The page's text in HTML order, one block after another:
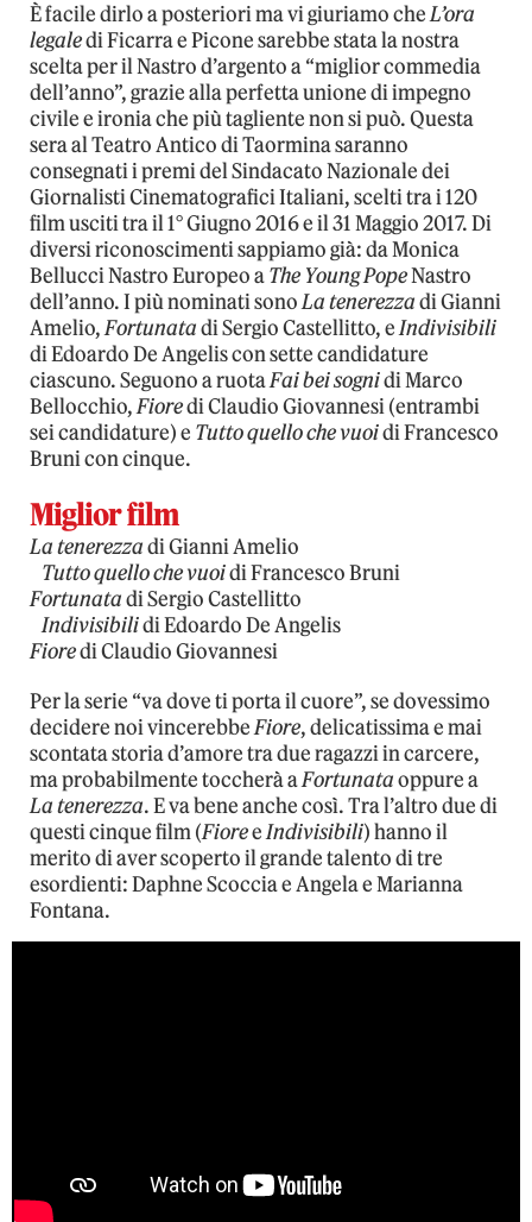
È facile dirlo a posteriori ma vi giuriamo cheL’ora
legaledi Ficarra e Picone sarebbe stata la nostra
scelta per il Nastro d’argento a “miglior commedia
dell’anno”, grazie alla perfetta unione di impegno
civile e ironia che più tagliente non si può. Questa
sera al Teatro Antico di Taormina saranno
consegnati i premi del Sindacato Nazionale dei
Giornalisti Cinematografici Italiani, scelti tra i 120
film usciti tra il 1° Giugno 2016 e il 31 Maggio 2017. Di
diversi riconoscimenti sappiamo già: da Monica
Bellucci Nastro Europeo aThe Young PopeNastro
dell’anno. I più nominati sonoLa tenerezzadi Gianni
Amelio,Fortunatadi Sergio Castellitto, eIndivisibili
di Edoardo De Angelis con sette candidature
ciascuno. Seguono a ruotaFai bei sognidi Marco
Bellocchio,Fioredi Claudio Giovannesi (entrambi
sei candidature) e Tutto quello che vuoidi Francesco
Bruni con cinque.
Miglior film
La tenerezzadi Gianni Amelio
Tutto quello che vuoidi Francesco Bruni
Fortunatadi Sergio Castellitto
Indivisibilidi Edoardo De Angelis
Fioredi Claudio Giovannesi
Per la serie “va dove ti porta il cuore”, se dovessimo
decidere noi vincerebbeFiore, delicatissima e mai
scontata storia d’amore tra due ragazzi in carcere,
ma probabilmente toccherà aFortunataoppure a
La tenerezza. E va bene anche così. Tra l’altro due di
questi cinque film (FioreeIndivisibili) hanno il
merito di aver scoperto il grande talento di tre
esordienti: Daphne Scoccia e Angela e Marianna
Fontana.